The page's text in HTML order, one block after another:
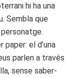
hi ha una
Sembla que
el d’una
parlen a través
sense saber-